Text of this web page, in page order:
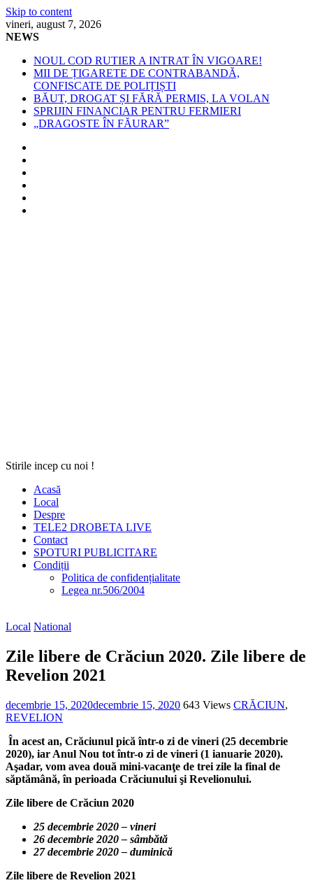
Skip to content
vineri, august 7, 2026
NEWS
NOUL COD RUTIER A INTRAT ÎN VIGOARE!
MII DE ȚIGARETE DE CONTRABANDĂ,
CONFISCATE DE POLIȚIȘTI
BĂUT, DROGAT ȘI FĂRĂ PERMIS, LA VOLAN
SPRIJIN FINANCIAR PENTRU FERMIERI
„DRAGOSTE ÎN FĂURAR”
Stirile incep cu noi !
Acasă
Local
Despre
TELE2 DROBETA LIVE
Contact
SPOTURI PUBLICITARE
Condiții
Politica de confidențialitate
Legea nr.506/2004
Local National
Zile libere de Crăciun 2020. Zile libere de
Revelion 2021
decembrie 15, 2020decembrie 15, 2020 643 Views CRĂCIUN,
REVELION
În acest an, Crăciunul pică într-o zi de vineri (25 decembrie
2020), iar Anul Nou tot într-o zi de vineri (1 ianuarie 2020).
Aşadar, vom avea două mini-vacanţe de trei zile la final de
săptămână, în perioada Crăciunului şi Revelionului.
Zile libere de Crăciun 2020
25 decembrie 2020 – vineri
26 decembrie 2020 – sâmbătă
27 decembrie 2020 – duminică
Zile libere de Revelion 2021